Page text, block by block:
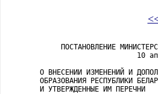
ПОСТАНОВЛЕНИЕ
10
О ВНЕСЕНИИ ИЗМЕНЕНИЙ И
ОБРАЗОВАНИЯ РЕСПУБЛИКИ
И УТВЕРЖДЕННЫЕ ИМ ПЕРЕЧНИ